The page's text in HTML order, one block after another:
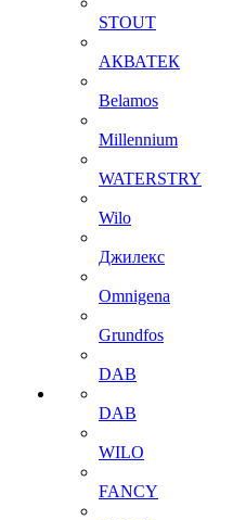
STOUT
АКВАТЕК
Belamos
Millennium
WATERSTRY
Wilo
Джилекс
Omnigena
Grundfos
DAB
DAB
WILO
FANCY